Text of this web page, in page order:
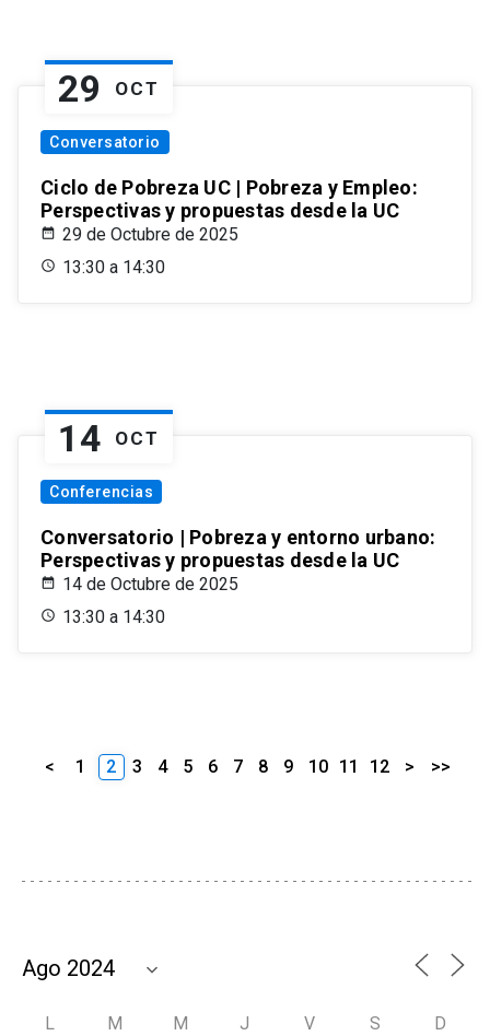
29 OCT
Conversatorio
Ciclo de Pobreza UC | Pobreza y Empleo:
Perspectivas y propuestas desde la UC
29 de Octubre de 2025
13:30 a 14:30
14 OCT
Conferencias
Conversatorio | Pobreza y entorno urbano:
Perspectivas y propuestas desde la UC
14 de Octubre de 2025
13:30 a 14:30
< 1 2 3 4 5 6 7 8 9 10 11 12 > >>
L M M J V S D